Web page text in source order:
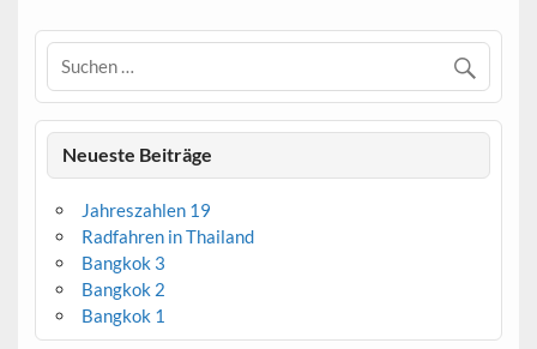
Neueste Beiträge
Jahreszahlen 19
Radfahren in Thailand
Bangkok 3
Bangkok 2
Bangkok 1